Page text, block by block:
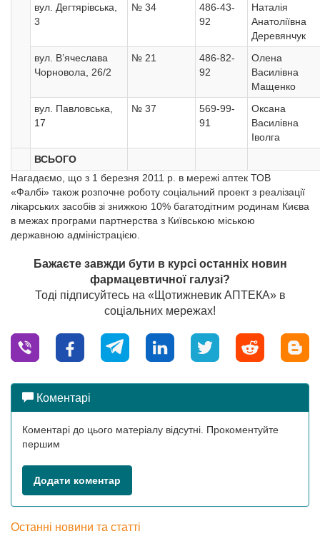
вул. Дегтярівська,
3
№ 34
486-43-
92
Наталія
Анатоліївна
Деревянчук
вул. В’ячеслава
Чорновола, 26/2
№ 21
486-82-
92
Олена
Василівна
Мащенко
вул. Павловська,
17
№ 37
569-99-
91
Оксана
Василівна
Іволга
ВСЬОГО
Нагадаємо, що з 1 березня 2011 р. в мережі аптек ТОВ
«Фалбі» також розпочне роботу соціальний проект з реалізації
лікарських засобів зі знижкою 10% багатодітним родинам Києва
в межах програми партнерства з Київською міською
державною адміністрацією.
Бажаєте завжди бути в курсі останніх новин
фармацевтичної галузі?
Тоді підписуйтесь на «Щотижневик АПТЕКА» в
соціальних мережах!
Коментарі
Коментарі до цього матеріалу відсутні. Прокоментуйте
першим
Додати коментар
Останні новини та статті